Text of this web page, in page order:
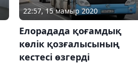
22:57, 15 мамыр 2020
Елорадада қоғамдық
көлік қозғалысының
кестесі өзгерді